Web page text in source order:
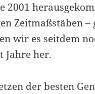
2001
Zeitmaßstäben
wir es seitdem
Jahre her.
der besten